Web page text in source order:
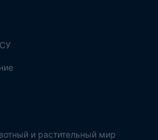
и растительный мир